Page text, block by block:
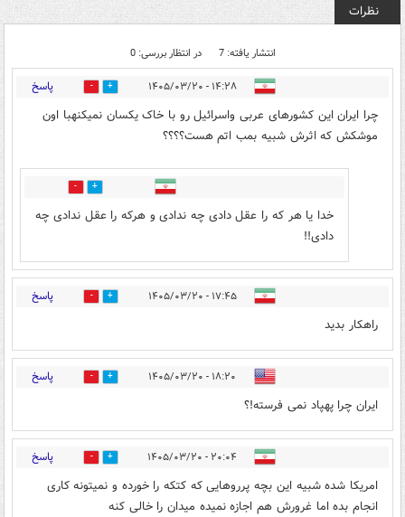
نظرات
انتشار یافته: 7 در انتظار بررسی: 0
۱۴:۲۸ - ۱۴۰۵/۰۳/۲۰ 1 پاسخ
چرا ایران این کشورهای عربی واسرائیل رو با خاک یکسان نمیکنهبا اون
موشکش که اثرش شبیه بمب اتم هست؟؟؟؟
0
خدا یا هر که را عقل دادی چه ندادی و هرکه را عقل ندادی چه
دادی!!
۱۷:۴۵ - ۱۴۰۵/۰۳/۲۰ 1 پاسخ
راهکار بدید
۱۸:۲۰ - ۱۴۰۵/۰۳/۲۰ 1 پاسخ
ایران چرا پهپاد نمی فرسته!؟
۲۰:۰۴ - ۱۴۰۵/۰۳/۲۰ 0 پاسخ
امریکا شده شبیه این بچه پرروهایی که کتکه را خورده و نمیتونه کاری
انجام بده اما غرورش هم اجازه نمیده میدان را خالی کنه